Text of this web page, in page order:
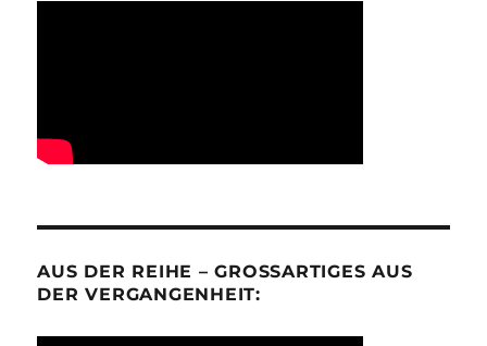
AUS DER REIHE – GROSSARTIGES AUS D
ER VERGANGENHEIT: